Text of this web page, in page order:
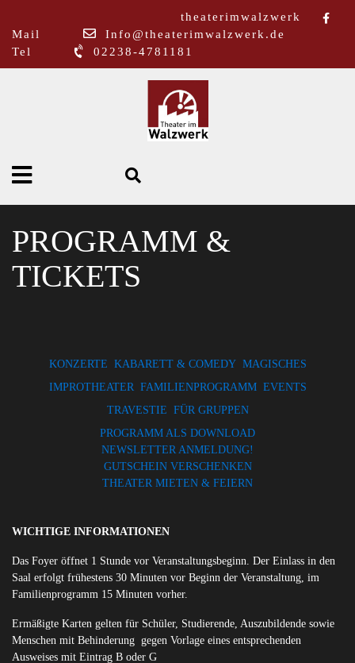
theaterimwalzwerk
Mail
Info@theaterimwalzwerk.de
Tel
02238-4781181
PROGRAMM &
TICKETS
KONZERTE KABARETT & COMEDY MAGISCHES
IMPROTHEATER FAMILIENPROGRAMM EVENTS
TRAVESTIE FÜR GRUPPEN
PROGRAMM ALS DOWNLOAD
NEWSLETTER ANMELDUNG!
GUTSCHEIN VERSCHENKEN
THEATER MIETEN & FEIERN
WICHTIGE INFORMATIONEN
Das Foyer öffnet 1 Stunde vor Veranstaltungsbeginn. Der Einlass in den
Saal erfolgt frühestens 30 Minuten vor Beginn der Veranstaltung, im
Familienprogramm 15 Minuten vorher.
Ermäßigte Karten gelten für Schüler, Studierende, Auszubildende sowie
Menschen mit Behinderung gegen Vorlage eines entsprechenden
Ausweises mit Eintrag B oder G